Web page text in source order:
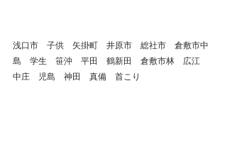
浅口市　子供　矢掛町　井原市　総社市　倉敷市中
島　学生　笹沖　平田　鶴新田　倉敷市林　広江
中庄　児島　神田　真備　首こり